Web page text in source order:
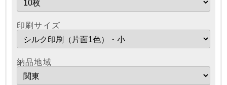
印刷サイズ
納品地域